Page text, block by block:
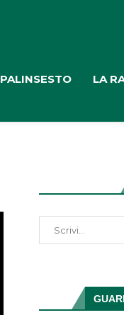
PALINSESTO LA